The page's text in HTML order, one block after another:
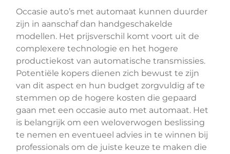
Occasie auto’s met automaat kunnen duurder
zijn in aanschaf dan handgeschakelde
modellen. Het prijsverschil komt voort uit de
complexere technologie en het hogere
productiekost van automatische transmissies.
Potentiële kopers dienen zich bewust te zijn
van dit aspect en hun budget zorgvuldig af te
stemmen op de hogere kosten die gepaard
gaan met een occasie auto met automaat. Het
is belangrijk om een weloverwogen beslissing
te nemen en eventueel advies in te winnen bij
professionals om de juiste keuze te maken die